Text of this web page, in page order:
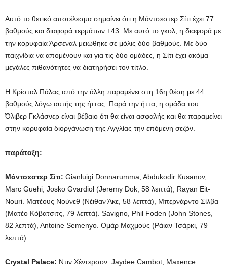
Αυτό το θετικό αποτέλεσμα σημαίνει ότι η Μάντσεστερ Σίτι έχει 77
βαθμούς και διαφορά τερμάτων +43. Με αυτό το γκολ, η διαφορά με
την κορυφαία Άρσεναλ μειώθηκε σε μόλις δύο βαθμούς. Με δύο
παιχνίδια να απομένουν και για τις δύο ομάδες, η Σίτι έχει ακόμα
μεγάλες πιθανότητες να διατηρήσει τον τίτλο.
Η Κρίσταλ Πάλας από την άλλη παραμένει στη 16η θέση με 44
βαθμούς λόγω αυτής της ήττας. Παρά την ήττα, η ομάδα του
Όλιβερ Γκλάσνερ είναι βέβαιο ότι θα είναι ασφαλής και θα παραμείνει
στην κορυφαία διοργάνωση της Αγγλίας την επόμενη σεζόν.
παράταξη:
Μάντσεστερ Σίτι: Gianluigi Donnarumma; Abdukodir Kusanov,
Marc Guehi, Josko Gvardiol (Jeremy Dok, 58 λεπτά), Rayan Eit-
Nouri. Ματέους Νούνεθ (Νέιθαν Άκε, 58 λεπτά), Μπερνάρντο Σίλβα
(Ματέο Κόβατσιτς, 79 λεπτά). Savigno, Phil Foden (John Stones,
82 λεπτά), Antoine Semenyo. Ομάρ Μαχμούς (Ράιαν Τσάρκι, 79
λεπτά).
Crystal Palace: Ντιν Χέντερσον. Jaydee Cambot, Maxence